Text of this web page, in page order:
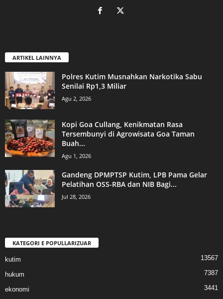
ARTIKEL LAINNYA
Polres Kutim Musnahkan Narkotika Sabu
Senilai Rp1,3 Miliar
Agu 2, 2026
Kopi Goa Cullang, Kenikmatan Rasa
Tersembunyi di Agrowisata Goa Taman
Buah...
Agu 1, 2026
Gandeng DPMPTSP Kutim, LPB Pama Gelar
Pelatihan OSS-RBA dan NIB Bagi...
Jul 28, 2026
KATEGORI E POPULLARIZUAR
kutim 13567
hukum 7387
ekonomi
3441